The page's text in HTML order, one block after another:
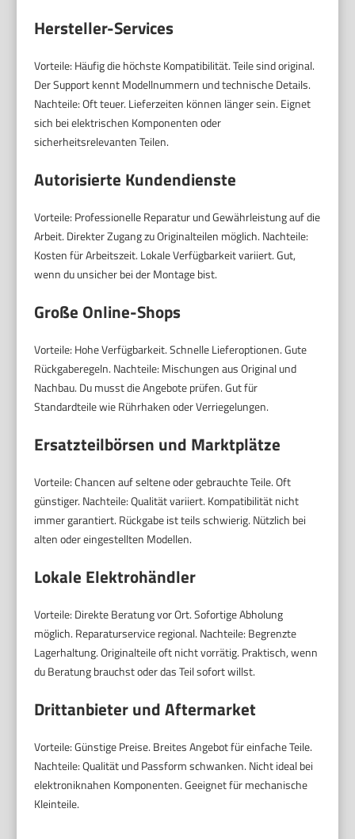
Hersteller-Services
Vorteile: Häufig die höchste Kompatibilität. Teile sind original.
Der Support kennt Modellnummern und technische Details.
Nachteile: Oft teuer. Lieferzeiten können länger sein. Eignet
sich bei elektrischen Komponenten oder
sicherheitsrelevanten Teilen.
Autorisierte Kundendienste
Vorteile: Professionelle Reparatur und Gewährleistung auf die
Arbeit. Direkter Zugang zu Originalteilen möglich. Nachteile:
Kosten für Arbeitszeit. Lokale Verfügbarkeit variiert. Gut,
wenn du unsicher bei der Montage bist.
Große Online-Shops
Vorteile: Hohe Verfügbarkeit. Schnelle Lieferoptionen. Gute
Rückgaberegeln. Nachteile: Mischungen aus Original und
Nachbau. Du musst die Angebote prüfen. Gut für
Standardteile wie Rührhaken oder Verriegelungen.
Ersatzteilbörsen und Marktplätze
Vorteile: Chancen auf seltene oder gebrauchte Teile. Oft
günstiger. Nachteile: Qualität variiert. Kompatibilität nicht
immer garantiert. Rückgabe ist teils schwierig. Nützlich bei
alten oder eingestellten Modellen.
Lokale Elektrohändler
Vorteile: Direkte Beratung vor Ort. Sofortige Abholung
möglich. Reparaturservice regional. Nachteile: Begrenzte
Lagerhaltung. Originalteile oft nicht vorrätig. Praktisch, wenn
du Beratung brauchst oder das Teil sofort willst.
Drittanbieter und Aftermarket
Vorteile: Günstige Preise. Breites Angebot für einfache Teile.
Nachteile: Qualität und Passform schwanken. Nicht ideal bei
elektroniknahen Komponenten. Geeignet für mechanische
Kleinteile.